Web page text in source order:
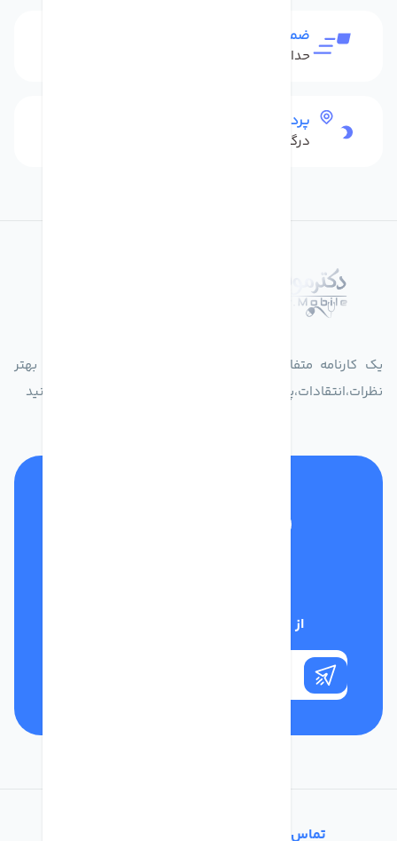
ضمانت بازگشت کالا
حداکثر 48 ساعت بعداز تحویل
پرداخت امن
درگاه بانکی شاپرک
یک کارنامه متفاوت از زندگیت ثبت کن برای ارایه خدمات بهتر
نظرات،انتقادات،پیشنهاداتتان را به سامانه 30004719 ارسال کنید
از تخفیف‌های فروشگاه با خبر شوید
تماس با ما